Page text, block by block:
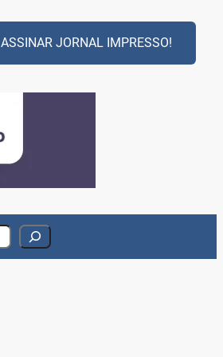
ASSINAR JORNAL IMPRESSO!